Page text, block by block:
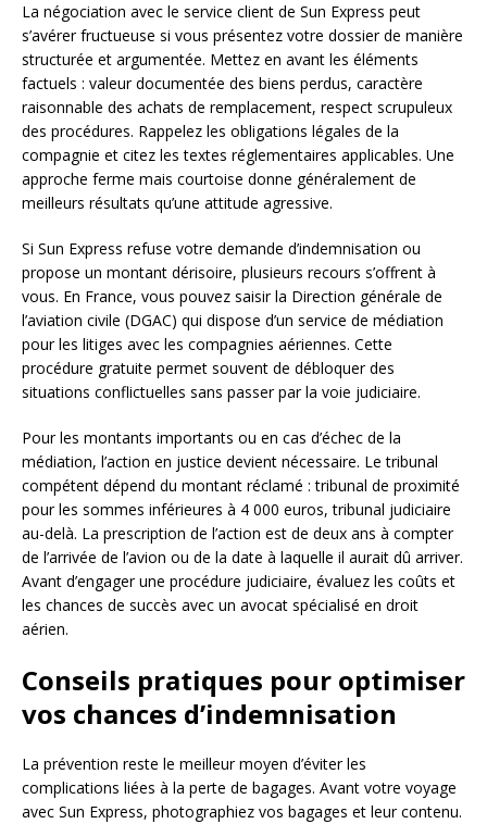
La négociation avec le service client de Sun Express peut
s’avérer fructueuse si vous présentez votre dossier de manière
structurée et argumentée. Mettez en avant les éléments
factuels : valeur documentée des biens perdus, caractère
raisonnable des achats de remplacement, respect scrupuleux
des procédures. Rappelez les obligations légales de la
compagnie et citez les textes réglementaires applicables. Une
approche ferme mais courtoise donne généralement de
meilleurs résultats qu’une attitude agressive.
Si Sun Express refuse votre demande d’indemnisation ou
propose un montant dérisoire, plusieurs recours s’offrent à
vous. En France, vous pouvez saisir la Direction générale de
l’aviation civile (DGAC) qui dispose d’un service de médiation
pour les litiges avec les compagnies aériennes. Cette
procédure gratuite permet souvent de débloquer des
situations conflictuelles sans passer par la voie judiciaire.
Pour les montants importants ou en cas d’échec de la
médiation, l’action en justice devient nécessaire. Le tribunal
compétent dépend du montant réclamé : tribunal de proximité
pour les sommes inférieures à 4 000 euros, tribunal judiciaire
au-delà. La prescription de l’action est de deux ans à compter
de l’arrivée de l’avion ou de la date à laquelle il aurait dû arriver.
Avant d’engager une procédure judiciaire, évaluez les coûts et
les chances de succès avec un avocat spécialisé en droit
aérien.
Conseils pratiques pour optimiser
vos chances d’indemnisation
La prévention reste le meilleur moyen d’éviter les
complications liées à la perte de bagages. Avant votre voyage
avec Sun Express, photographiez vos bagages et leur contenu.